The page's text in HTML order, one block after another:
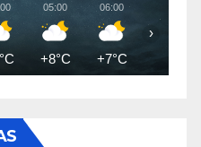
05:00
+8°C
06:00
+7°C +7°C
›